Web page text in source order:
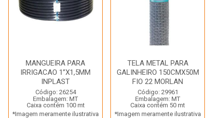
MANGUEIRA PARA
IRRIGACAO 1”X1,5MM
INPLAST
Código: 26254
Embalagem: MT
Caixa contém 100 mt
*Imagem meramente ilustrativa
TELA METAL PARA
GALINHEIRO 150CMX50M
FIO 22 MORLAN
Código: 29961
Embalagem: MT
Caixa contém 50 mt
*Imagem meramente ilustrativa